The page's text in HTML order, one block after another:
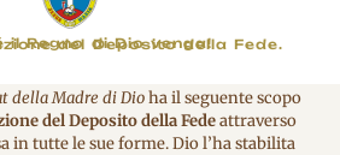
del Deposito della Fede.
il Regno di Dio venga!
della Madre di Dioha il seguente scopo
del Deposito della Fedeattraverso
in tutte le sue forme. Dio l’ha stabilita